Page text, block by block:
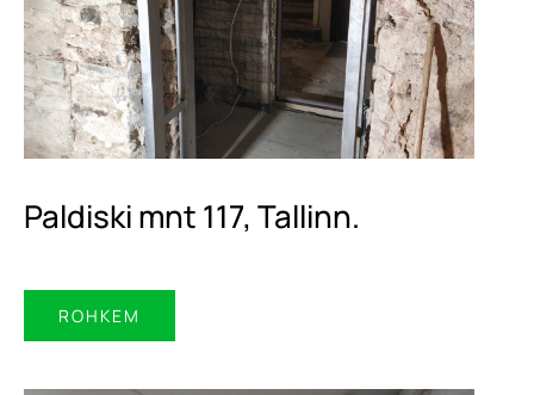
Paldiski mnt 117, Tallinn.
ROHKEM